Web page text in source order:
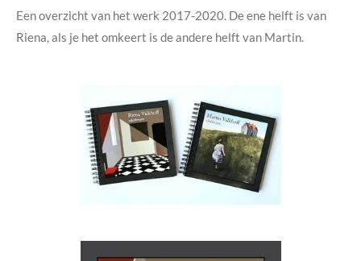
Een overzicht van het werk 2017-2020. De ene helft is van
Riena, als je het omkeert is de andere helft van Martin.